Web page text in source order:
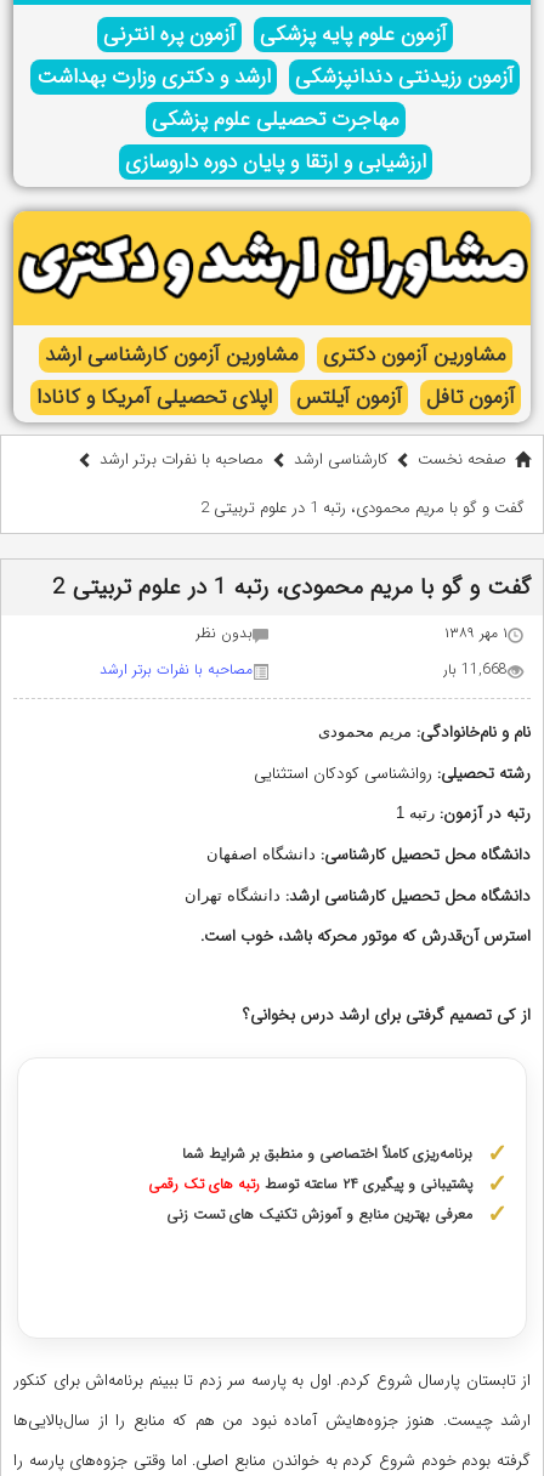
آزمون علوم پایه پزشکی
آزمون پره انترنی
آزمون رزیدنتی دندانپزشکی
ارشد و دکتری وزارت بهداشت
مهاجرت تحصیلی علوم پزشکی
ارزشیابی و ارتقا و پایان دوره داروسازی
مشاورین آزمون دکتری
مشاورین آزمون کارشناسی ارشد
آزمون تافل
آزمون آیلتس اپلای تحصیلی آمریکا و کانادا
صفحه نخست کارشناسی ارشد
مصاحبه با نفرات برتر ارشد
گفت و گو با مریم محمودی، ‌رتبه 1 در علوم تربیتی 2
گفت و گو با مریم محمودی، ‌رتبه 1 در علوم تربیتی 2
۱ مهر ۱۳۸۹
بدون نظر
11,668 بار
مصاحبه با نفرات برتر ارشد
نام و نام‌خانوادگی: مریم محمودی
رشته تحصیلی: روانشناسی کودکان استثنایی
رتبه در آزمون: رتبه 1
دانشگاه محل تحصیل کارشناسی: دانشگاه اصفهان
دانشگاه محل تحصیل کارشناسی ارشد: دانشگاه تهران
استرس آن‌قدرش که موتور محرکه باشد، خوب است.
از کی تصمیم گرفتی برای ارشد درس بخوانی؟
برنامه‌ریزی کاملاً اختصاصی و منطبق بر شرایط شما
پشتیبانی و پیگیری ۲۴ ساعته توسط
رتبه‌ های تک رقمی
معرفی بهترین منابع و آموزش تکنیک های تست زنی
از تابستان پارسال شروع کردم. اول به پارسه سر زدم تا ببینم برنامه‌اش برای کنکور
ارشد چیست. هنوز جزوه‌هایش آماده نبود من هم که منابع را از سال‌بالایی‌ها
گرفته بودم خودم شروع کردم به خواندن منابع اصلی. اما وقتی جزوه‌های پارسه را